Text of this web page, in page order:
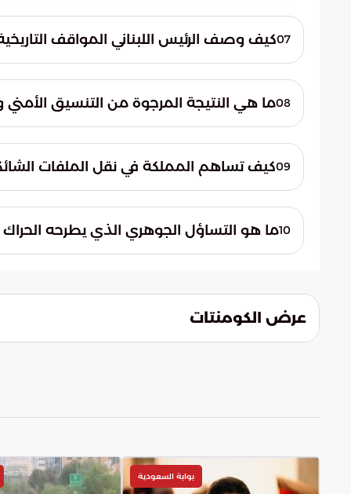
الاقتصادي المستدام. ولا تقتصر هذه
يعزز ثقة المجتمع الدولي في مستقبل
07كيف وصف الرئيس اللبناني المواقف
الجهود السعودية تمثل سنداً حقيقياً للدولة
المحوري للقيادة السعودية في احتواء
08ما هي النتيجة المرجوة من التنسيق الأمني
حماية السلم الإقليمي ومنع اتساع دائرة
الشاملة والازدهار الاقتصادي.
09كيف تساهم المملكة في نقل الملفات
فضاء الحلول العملية. وتعمل المملكة على
ملموس ينهي الانقسامات ويؤسس لنهضة
10ما هو التساؤل الجوهري الذي يطرحه الحراك
تطلعات الشعب اللبناني وتضمن له مستقبلاً
عرض الكومنتات
بوابة السعودية